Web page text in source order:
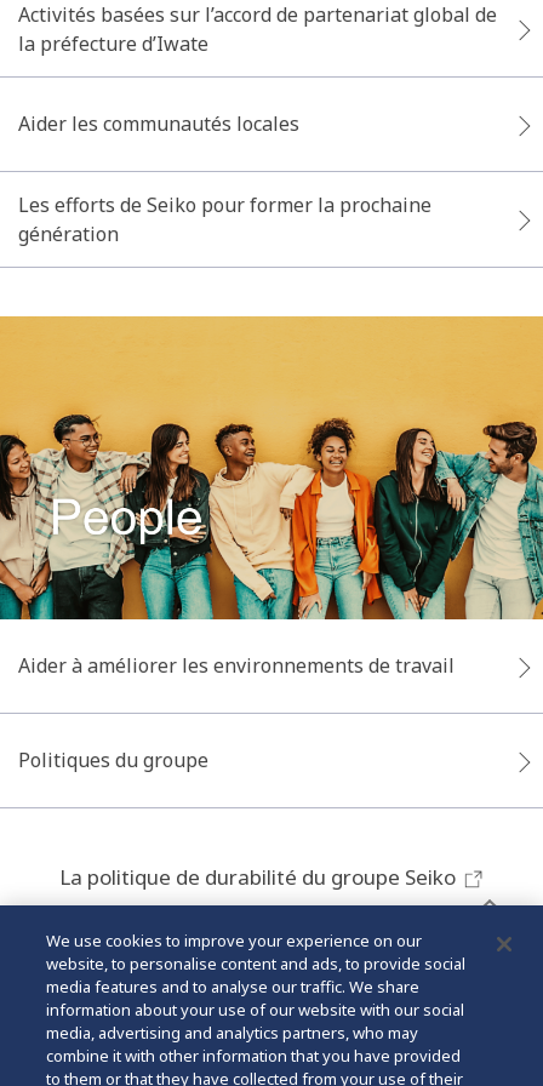
Activités basées sur l’accord de partenariat global de
la préfecture d’Iwate
Aider les communautés locales
Les efforts de Seiko pour former la prochaine
génération
Aider à améliorer les environnements de travail
Politiques du groupe
La politique de durabilité du groupe Seiko
We use cookies to improve your experience on our
website, to personalise content and ads, to provide social
media features and to analyse our traffic. We share
information about your use of our website with our social
media, advertising and analytics partners, who may
combine it with other information that you have provided
to them or that they have collected from your use of their